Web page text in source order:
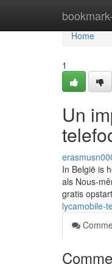
Home
Home
1
Un
In België is
als Nous-
gratis
lycamobile-